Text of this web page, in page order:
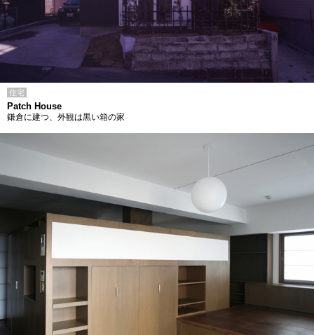
住宅
Patch House
鎌倉に建つ、外観は黒い箱の家